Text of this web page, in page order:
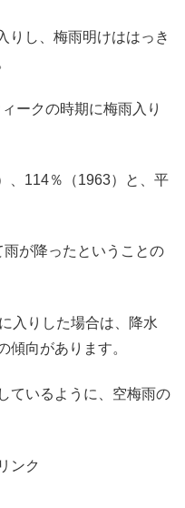
りし、梅雨明けははっき
ークの時期に梅雨入り
、114％（1963）と、平
が降ったということの
入りした場合は、降水
傾向があります。
ているように、空梅雨の
ンク